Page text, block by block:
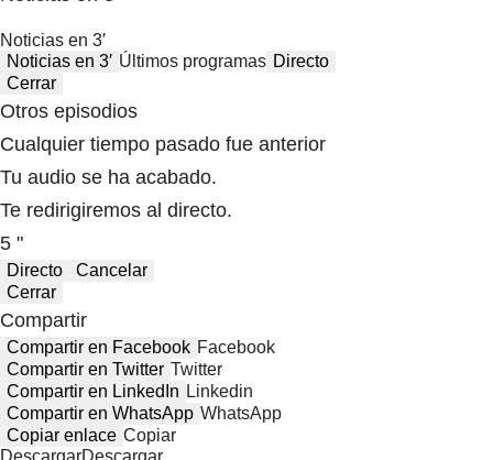
Noticias en 3′
Noticias en 3′ Últimos programas Directo
Cerrar
Otros episodios
Cualquier tiempo pasado fue anterior
Tu audio se ha acabado.
Te redirigiremos al directo.
5 "
Directo
Cancelar
Cerrar
Compartir
Compartir en Facebook Facebook
Compartir en Twitter Twitter
Compartir en LinkedIn Linkedin
Compartir en WhatsApp WhatsApp
Copiar enlace Copiar